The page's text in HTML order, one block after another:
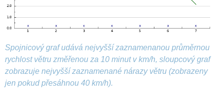
Spojnicový graf udává nejvyšší zaznamenanou průměrnou
rychlost větru změřenou za 10 minut v km/h, sloupcový graf
zobrazuje nejvyšší zaznamenané nárazy větru (zobrazeny
jen pokud přesáhnou 40 km/h).